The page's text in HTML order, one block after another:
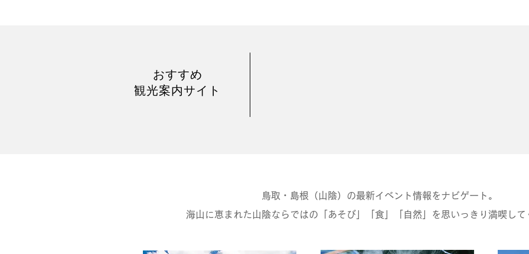
おすすめ
観光案内サイト
鳥取・島根（山陰）の最新イベント情報をナビゲート。
海山に恵まれた山陰ならではの「あそび」「食」「自然」を思いっきり満喫して